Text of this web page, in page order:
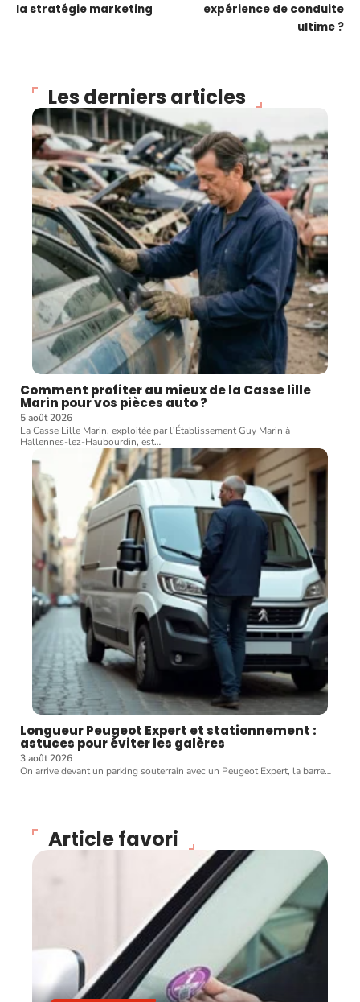
la stratégie marketing
expérience de conduite
ultime ?
Les derniers articles
Comment profiter au mieux de la Casse lille
Marin pour vos pièces auto ?
5 août 2026
La Casse Lille Marin, exploitée par l'Établissement Guy Marin à
Hallennes-lez-Haubourdin, est…
Longueur Peugeot Expert et stationnement :
astuces pour éviter les galères
3 août 2026
On arrive devant un parking souterrain avec un Peugeot Expert, la barre…
Article favori